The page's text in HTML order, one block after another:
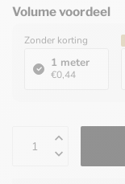
Volume voordeel
Zonder korting
1 meter
€0,44